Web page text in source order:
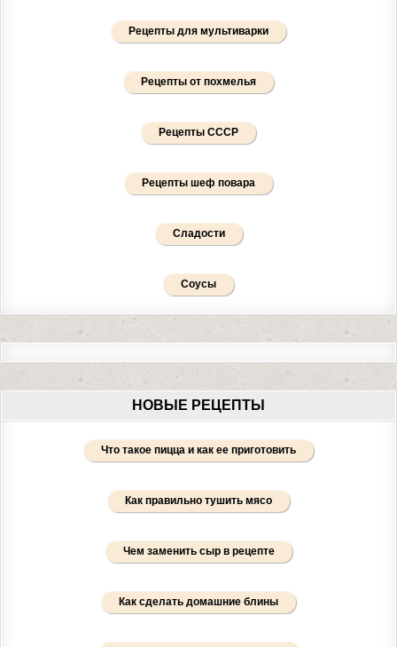
Рецепты для мультиварки
Рецепты от похмелья
Рецепты СССР
Рецепты шеф повара
Сладости
Соусы
НОВЫЕ РЕЦЕПТЫ
Что такое пицца и как ее приготовить
Как правильно тушить мясо
Чем заменить сыр в рецепте
Как сделать домашние блины